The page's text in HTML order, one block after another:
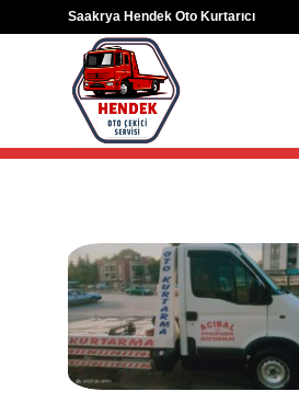
to
Saakrya Hendek Oto Kurtarıcı